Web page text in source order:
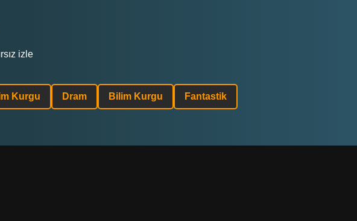
izle
Kurgu Dram Bilim Kurgu Fantastik